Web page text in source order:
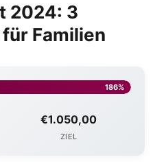
2024: 3
Familien
186%
€1.050,00
ZIEL